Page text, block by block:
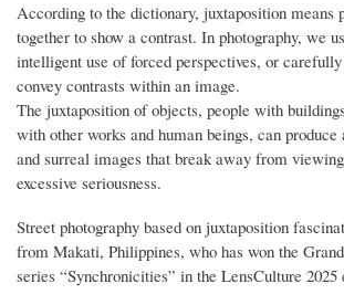
According to the dictionary, juxtaposition means
together to show a contrast. In photography, we
intelligent use of forced perspectives, or
convey contrasts within an image.
The juxtaposition of objects, people with
with other works and human beings, can produce
and surreal images that break away from
excessive seriousness.
Street photography based on juxtaposition
from Makati, Philippines, who has won the
series “Synchronicities” in the LensCulture 2025